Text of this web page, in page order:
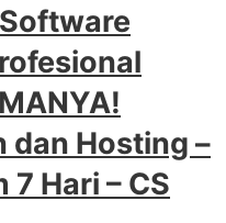
dan Hosting –
Hari – CS